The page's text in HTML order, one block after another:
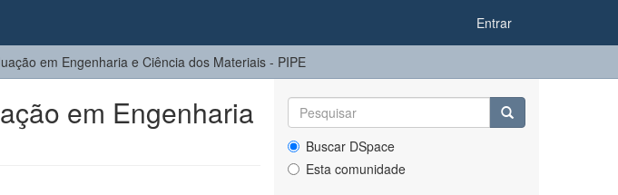
Entrar
em Engenharia e Ciência dos Materiais - PIPE
em Engenharia
Buscar DSpace
Esta comunidade